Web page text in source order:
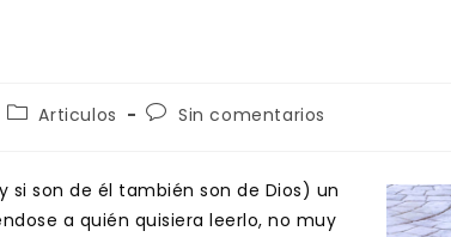
Categoría
entrada:
Articulos
Comentarios
entrada:
Sin comentarios
si son de él también son de Dios) un
a quién quisiera leerlo, no muy